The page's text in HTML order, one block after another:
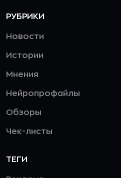
РУБРИКИ
Новости
Истории
Мнения
Нейропрофайлы
Обзоры
Чек-листы
ТЕГИ